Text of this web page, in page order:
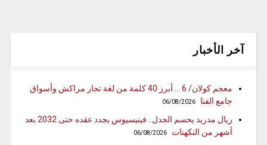
آخر الأخبار
معجم كولان/ 6 … أبرز 40 كلمة من لغة تجار مراكش وأسواق
جامع الفنا
06/08/2026
ريال مدريد يحسم الجدل.. فينيسيوس يجدد عقده حتى 2032 بعد
أشهر من التكهنات
06/08/2026